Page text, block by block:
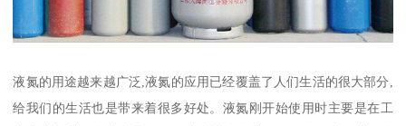
液氮的用途越来越广泛,液氮的应用已经覆盖了人们生活的很大部分,
给我们的生活也是带来着很多好处。液氮刚开始使用时主要是在工